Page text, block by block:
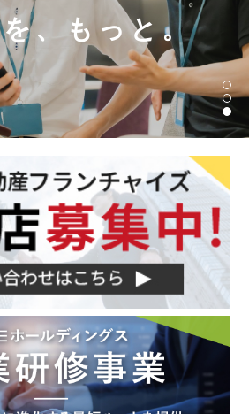
、もっと。